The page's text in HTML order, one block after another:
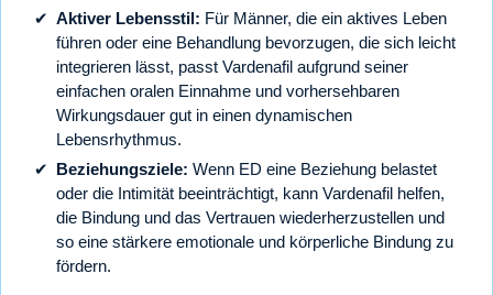
Aktiver Lebensstil: Für Männer, die ein aktives Leben
führen oder eine Behandlung bevorzugen, die sich leicht
integrieren lässt, passt Vardenafil aufgrund seiner
einfachen oralen Einnahme und vorhersehbaren
Wirkungsdauer gut in einen dynamischen
Lebensrhythmus.
Beziehungsziele: Wenn ED eine Beziehung belastet
oder die Intimität beeinträchtigt, kann Vardenafil helfen,
die Bindung und das Vertrauen wiederherzustellen und
so eine stärkere emotionale und körperliche Bindung zu
fördern.